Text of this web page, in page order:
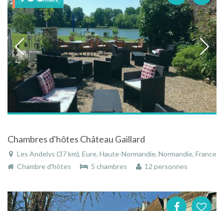
Chambres d'hôtes Château Gaillard
Les Andelys (37 km), Eure, Haute-Normandie, Normandie, France
Chambre d'hôtes
5 chambres 12 personnes